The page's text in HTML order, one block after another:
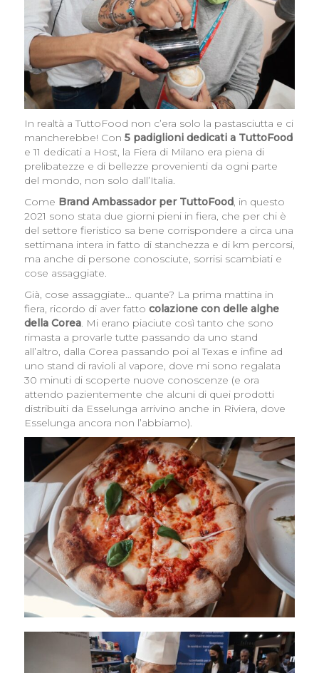
In realtà a TuttoFood non c’era solo la pastasciutta e ci
mancherebbe! Con 5 padiglioni dedicati a TuttoFood
e 11 dedicati a Host, la Fiera di Milano era piena di
prelibatezze e di bellezze provenienti da ogni parte
del mondo, non solo dall’Italia.
Come Brand Ambassador per TuttoFood, in questo
2021 sono stata due giorni pieni in fiera, che per chi è
del settore fieristico sa bene corrispondere a circa una
settimana intera in fatto di stanchezza e di km percorsi,
ma anche di persone conosciute, sorrisi scambiati e
cose assaggiate.
Già, cose assaggiate… quante? La prima mattina in
fiera, ricordo di aver fatto colazione con delle alghe
della Corea. Mi erano piaciute così tanto che sono
rimasta a provarle tutte passando da uno stand
all’altro, dalla Corea passando poi al Texas e infine ad
uno stand di ravioli al vapore, dove mi sono regalata
30 minuti di scoperte nuove conoscenze (e ora
attendo pazientemente che alcuni di quei prodotti
distribuiti da Esselunga arrivino anche in Riviera, dove
Esselunga ancora non l’abbiamo).